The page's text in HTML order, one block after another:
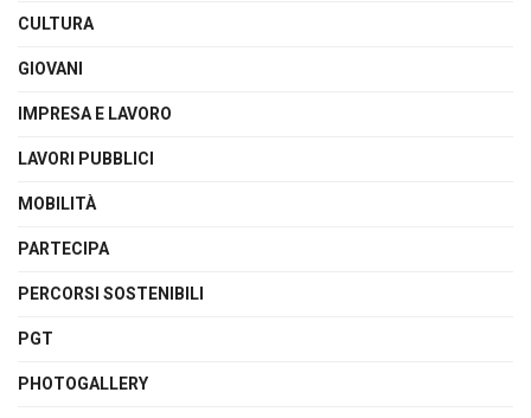
CULTURA
GIOVANI
IMPRESA E LAVORO
LAVORI PUBBLICI
MOBILITÀ
PARTECIPA
PERCORSI SOSTENIBILI
PGT
PHOTOGALLERY